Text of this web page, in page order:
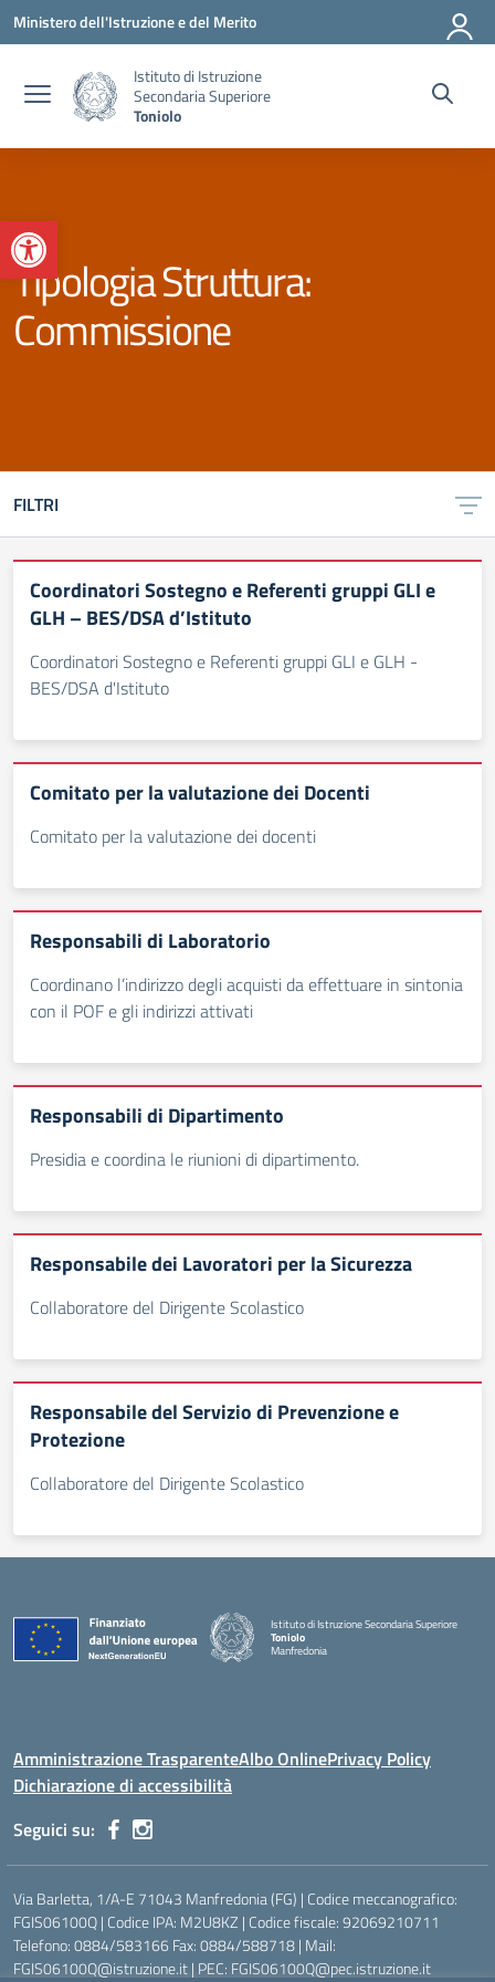
Apri la barra degli strumenti
Vai ai contenuti
Vai al menu di navigazione
Vai al footer
Ministero dell'Istruzione e del Merito
Istituto di Istruzione
Secondaria Superiore
Toniolo
Tipologia Struttura:
Commissione
FILTRI
Coordinatori Sostegno e Referenti gruppi GLI e
GLH – BES/DSA d’Istituto
Coordinatori Sostegno e Referenti gruppi GLI e GLH -
BES/DSA d'Istituto
Comitato per la valutazione dei Docenti
Comitato per la valutazione dei docenti
Responsabili di Laboratorio
Coordinano l’indirizzo degli acquisti da effettuare in sintonia
con il POF e gli indirizzi attivati
Responsabili di Dipartimento
Presidia e coordina le riunioni di dipartimento.
Responsabile dei Lavoratori per la Sicurezza
Collaboratore del Dirigente Scolastico
Responsabile del Servizio di Prevenzione e
Protezione
Collaboratore del Dirigente Scolastico
Istituto di Istruzione Secondaria Superiore
Toniolo
Manfredonia
Amministrazione TrasparenteAlbo OnlinePrivacy Policy
Dichiarazione di accessibilità
Seguici su:
Via Barletta, 1/A-E 71043 Manfredonia (FG) | Codice meccanografico:
FGIS06100Q | Codice IPA: M2U8KZ | Codice fiscale: 92069210711
Telefono: 0884/583166 Fax: 0884/588718 | Mail:
FGIS06100Q@istruzione.it | PEC: FGIS06100Q@pec.istruzione.it